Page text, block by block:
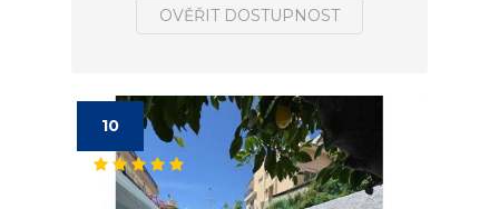
OVĚŘIT DOSTUPNOST
10